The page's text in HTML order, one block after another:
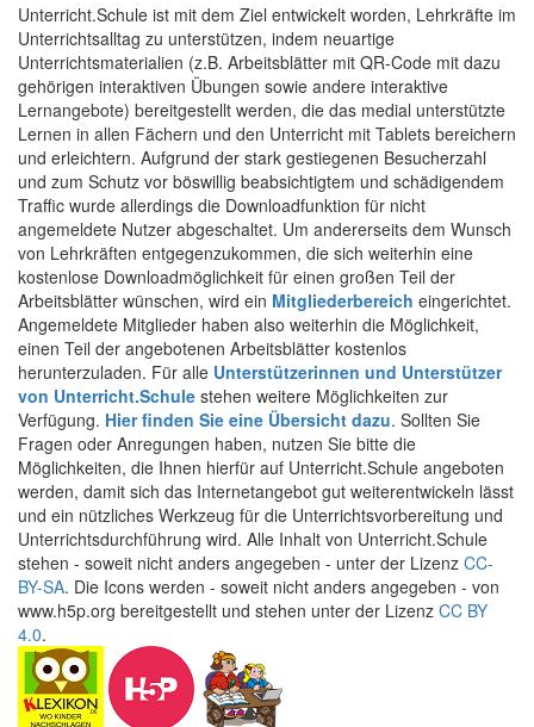
Unterricht.Schule ist mit dem Ziel entwickelt worden, Lehrkräfte im
Unterrichtsalltag zu unterstützen, indem neuartige
Unterrichtsmaterialien (z.B. Arbeitsblätter mit QR-Code mit dazu
gehörigen interaktiven Übungen sowie andere interaktive
Lernangebote) bereitgestellt werden, die das medial unterstützte
Lernen in allen Fächern und den Unterricht mit Tablets bereichern
und erleichtern. Aufgrund der stark gestiegenen Besucherzahl
und zum Schutz vor böswillig beabsichtigtem und schädigendem
Traffic wurde allerdings die Downloadfunktion für nicht
angemeldete Nutzer abgeschaltet. Um andererseits dem Wunsch
von Lehrkräften entgegenzukommen, die sich weiterhin eine
kostenlose Downloadmöglichkeit für einen großen Teil der
Arbeitsblätter wünschen, wird ein Mitgliederbereich eingerichtet.
Angemeldete Mitglieder haben also weiterhin die Möglichkeit,
einen Teil der angebotenen Arbeitsblätter kostenlos
herunterzuladen. Für alle Unterstützerinnen und Unterstützer
von Unterricht.Schule stehen weitere Möglichkeiten zur
Verfügung. Hier finden Sie eine Übersicht dazu. Sollten Sie
Fragen oder Anregungen haben, nutzen Sie bitte die
Möglichkeiten, die Ihnen hierfür auf Unterricht.Schule angeboten
werden, damit sich das Internetangebot gut weiterentwickeln lässt
und ein nützliches Werkzeug für die Unterrichtsvorbereitung und
Unterrichtsdurchführung wird. Alle Inhalt von Unterricht.Schule
stehen - soweit nicht anders angegeben - unter der Lizenz CC-
BY-SA. Die Icons werden - soweit nicht anders angegeben - von
www.h5p.org bereitgestellt und stehen unter der Lizenz CC BY
4.0.